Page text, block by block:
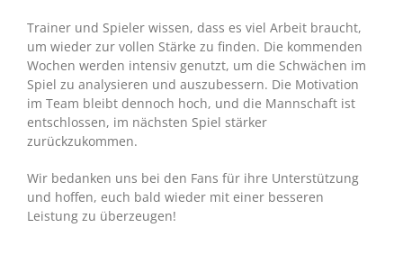
Trainer und Spieler wissen, dass es viel Arbeit braucht,
um wieder zur vollen Stärke zu finden. Die kommenden
Wochen werden intensiv genutzt, um die Schwächen im
Spiel zu analysieren und auszubessern. Die Motivation
im Team bleibt dennoch hoch, und die Mannschaft ist
entschlossen, im nächsten Spiel stärker
zurückzukommen.
Wir bedanken uns bei den Fans für ihre Unterstützung
und hoffen, euch bald wieder mit einer besseren
Leistung zu überzeugen!